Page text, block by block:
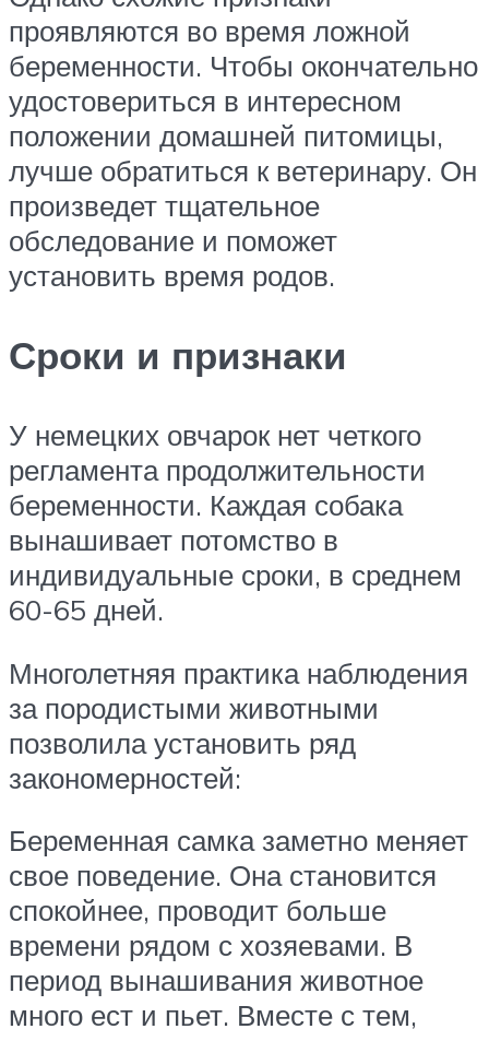
проявляются во время ложной
беременности. Чтобы окончательно
удостовериться в интересном
положении домашней питомицы,
лучше обратиться к ветеринару. Он
произведет тщательное
обследование и поможет
установить время родов.
Сроки и признаки
У немецких овчарок нет четкого
регламента продолжительности
беременности. Каждая собака
вынашивает потомство в
индивидуальные сроки, в среднем
60-65 дней.
Многолетняя практика наблюдения
за породистыми животными
позволила установить ряд
закономерностей:
Беременная самка заметно меняет
свое поведение. Она становится
спокойнее, проводит больше
времени рядом с хозяевами. В
период вынашивания животное
много ест и пьет. Вместе с тем,